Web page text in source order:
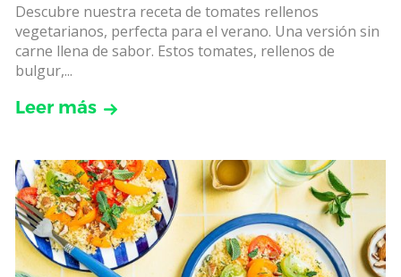
Descubre nuestra receta de tomates rellenos
vegetarianos, perfecta para el verano. Una versión sin
carne llena de sabor. Estos tomates, rellenos de
bulgur,...
Leer más